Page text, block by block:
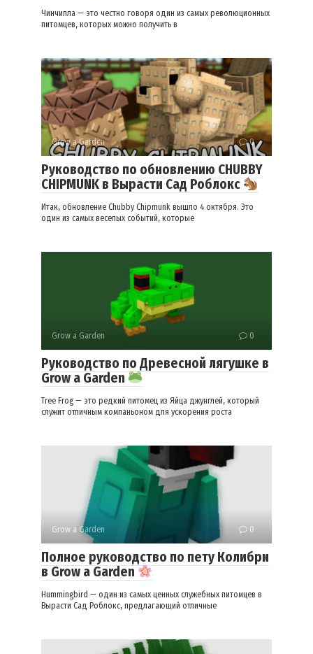
Чинчилла — это честно говоря один из самых революционных
питомцев, которых можно получить в
Grow a Garden 0
Руководство по обновлению CHUBBY
CHIPMUNK в Вырасти Сад Роблокс
Итак, обновление Chubby Chipmunk вышло 4 октября. Это
один из самых веселых событий, которые
Grow a Garden 0
Руководство по Древесной лягушке в
Grow a Garden
Tree Frog — это редкий питомец из Яйца джунглей, который
служит отличным компаньоном для ускорения роста
Grow a Garden 0
Полное руководство по пету Колибри
в Grow a Garden
Hummingbird — один из самых ценных служебных питомцев в
Вырасти Сад Роблокс, предлагающий отличные